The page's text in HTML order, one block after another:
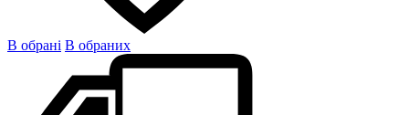
В обрані В обраних